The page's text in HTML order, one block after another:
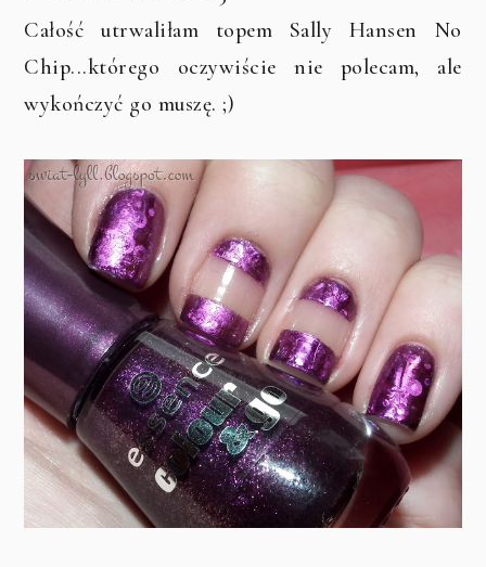
Całość utrwaliłam topem Sally Hansen No
Chip...którego oczywiście nie polecam, ale
wykończyć go muszę. ;)